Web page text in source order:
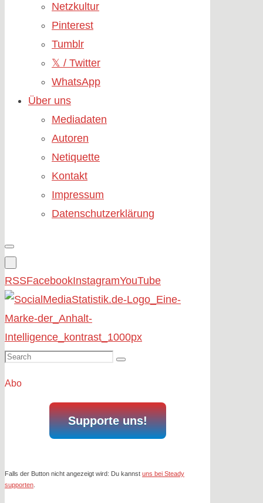
Netzkultur
Pinterest
Tumblr
𝕏 / Twitter
WhatsApp
Über uns
Mediadaten
Autoren
Netiquette
Kontakt
Impressum
Datenschutzerklärung
RSSFacebookInstagramYouTube
Search
Search
Abo
Supporte uns!
Falls der Button nicht angezeigt wird: Du kannst uns bei Steady
supporten